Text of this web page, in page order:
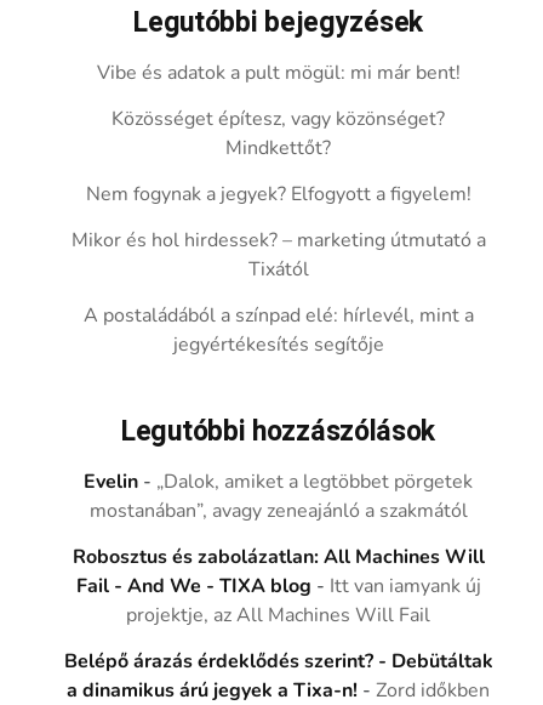
Legutóbbi bejegyzések
Vibe és adatok a pult mögül: mi már bent!
Közösséget építesz, vagy közönséget?
Mindkettőt?
Nem fogynak a jegyek? Elfogyott a figyelem!
Mikor és hol hirdessek? – marketing útmutató a
Tixától
A postaládából a színpad elé: hírlevél, mint a
jegyértékesítés segítője
Legutóbbi hozzászólások
Evelin - „Dalok, amiket a legtöbbet pörgetek
mostanában”, avagy zeneajánló a szakmától
Robosztus és zabolázatlan: All Machines Will
Fail - And We - TIXA blog - Itt van iamyank új
projektje, az All Machines Will Fail
Belépő árazás érdeklődés szerint? - Debütáltak
a dinamikus árú jegyek a Tixa-n! -Zord időkben